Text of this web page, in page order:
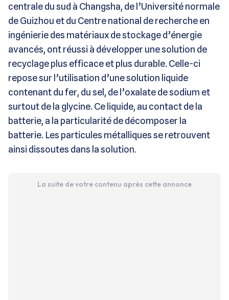
centrale du sud à Changsha, de l’Université normale
de Guizhou et du Centre national de recherche en
ingénierie des matériaux de stockage d’énergie
avancés, ont réussi à développer une solution de
recyclage plus efficace et plus durable. Celle-ci
repose sur l’utilisation d’une solution liquide
contenant du fer, du sel, de l’oxalate de sodium et
surtout de la glycine. Ce liquide, au contact de la
batterie, a la particularité de décomposer la
batterie. Les particules métalliques se retrouvent
ainsi dissoutes dans la solution.
La suite de votre contenu après cette annonce